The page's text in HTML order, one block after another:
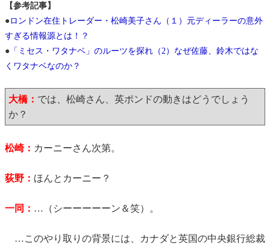
【参考記事】
●ロンドン在住トレーダー・松崎美子さん（１）元ディーラーの意外
すぎる情報源とは！？
● 「ミセス・ワタナベ」のルーツを探れ（2）なぜ佐藤、鈴木ではな
くワタナベなのか？
大橋： では、松崎さん、英ポンドの動きはどうでしょう
か？
松崎： カーニーさん次第。
荻野： ほんとカーニー？
一同： …（シーーーーーン＆笑）。
…このやり取りの背景には、カナダと英国の中央銀行総裁